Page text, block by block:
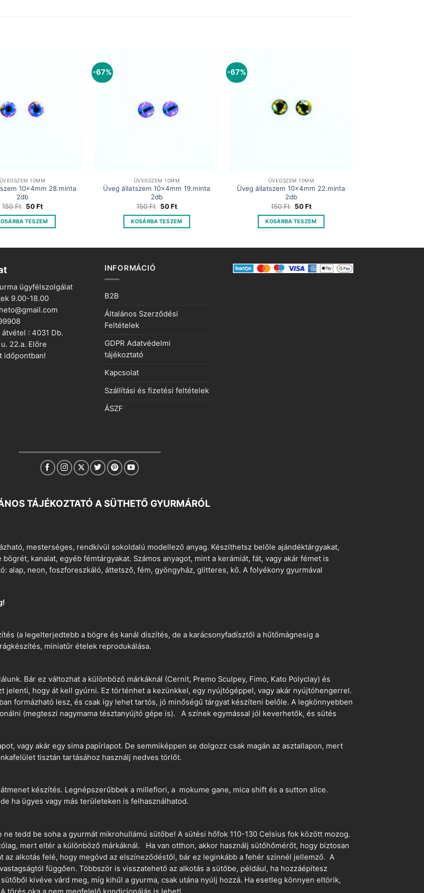
ÜVEGSZEM 10MM
10x4mm 28.minta
2db
150Ft Original
was:
150 Ft.
50FtCurrent
is:
50 Ft.
TESZEM
-67%
ÜVEGSZEM 10MM
Üveg állatszem 10x4mm 19.minta
2db
150Ft Original
was:
150 Ft.
50FtCurrent
is:
50 Ft.
KOSÁRBA TESZEM
-67%
ÜVEGSZEM 10MM
Üveg állatszem 10x4mm 22.minta
2db
150Ft Original
was:
150 Ft.
50FtCurrent
is:
50 Ft.
KOSÁRBA TESZEM
ügyfélszolgálat
9.00-18.00
: 4031 Db.
22.a. Előre
időpontban!
INFORMÁCIÓ
B2B
Általános Szerződési
Feltételek
GDPR Adatvédelmi
tájékoztató
Kapcsolat
Szállítási és fizetési feltételek
ÁSZF
TÁJÉKOZTATÓ A SÜTHETŐ GYURMÁRÓL
mesterséges, rendkívül sokoldalú modellező anyag. Készíthetsz belőle ajándéktárgyakat,
kanalat, egyéb fémtárgyakat. Számos anyagot, mint a kerámiát, fát, vagy akár fémet is
alap, neon, foszforeszkáló, áttetsző, fém, gyöngyház, glitteres, kő. A folyékony gyurmával
(a legelterjedtebb a bögre és kanál díszítés, de a karácsonyfadísztől a hűtőmágnesig a
miniatűr ételek reprodukálása.
Bár ez változhat a különböző márkáknál (Cernit, Premo Sculpey, Fimo, Kato Polyclay) és
jelenti, hogy át kell gyúrni. Ez történhet a kezünkkel, egy nyújtógéppel, vagy akár nyújtóhengerrel.
formázható lesz, és csak így lehet tartós, jó minőségű tárgyat készíteni belőle. A legkönnyebben
(megteszi nagymama tésztanyújtó gépe is). A színek egymással jól keverhetők, és sütés
vagy akár egy sima papírlapot. De semmiképpen se dolgozz csak magán az asztallapon, mert
tisztán tartásához használj nedves törlőt.
készítés. Legnépszerűbbek a millefiori, a mokume gane, mica shift és a sutton slice.
ha ügyes vagy más területeken is felhasználhatod.
tedd be soha a gyurmát mikrohullámú sütőbe! A sütési hőfok 110-130 Celsius fok között mozog.
mert eltér a különböző márkáknál. Ha van otthon, akkor használj sütőhőmérőt, hogy biztosan
alkotás felé, hogy megóvd az elszíneződéstől, bár ez leginkább a fehér színnél jellemző. A
függően. Többször is visszatehető az alkotás a sütőbe, például, ha hozzáépítesz
kivéve várd meg, míg kihűl a gyurma, csak utána nyúlj hozzá. Ha esetleg könnyen eltörik,